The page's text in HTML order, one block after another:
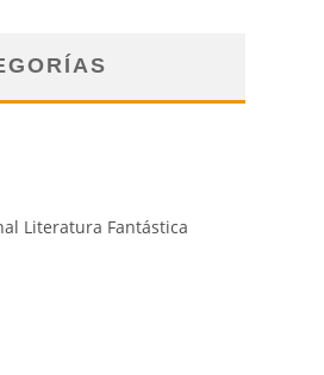
Literatura Fantástica